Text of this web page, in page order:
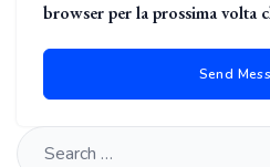
browser per la prossima volta